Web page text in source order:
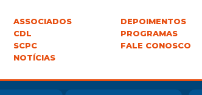
ASSOCIADOS
CDL
SCPC
NOTÍCIAS
DEPOIMENTOS
PROGRAMAS
FALE CONOSCO